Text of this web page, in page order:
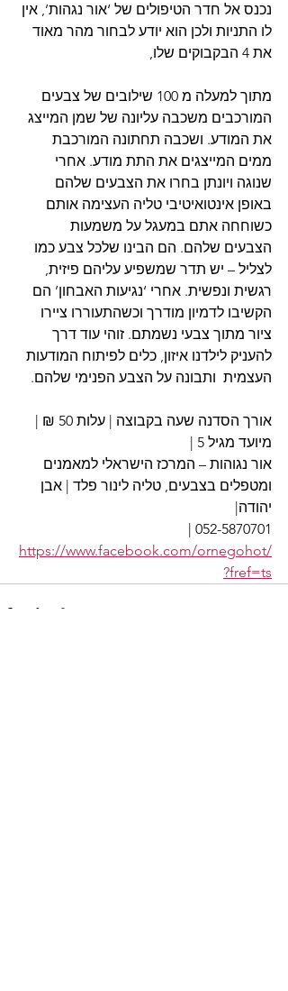
נכנס אל חדר הטיפולים של ‘אור נגהות’, אין
לו התניות ולכן הוא יודע לבחור מהר מאוד
את 4 הבקבוקים שלו,
מתוך למעלה מ 100 שילובים של צבעים
המורכבים משכבה עליונה של שמן המייצג
את המודע. ושכבה תחתונה המורכבת
ממים המייצגים את התת מודע. אחרי
שנוגה ויונתן בחרו את הצבעים שלהם
באופן אינטואיטיבי טליה העצימה אותם
כשוחחה אתם במעגל על משמעות
הצבעים שלהם. הם הבינו שלכל צבע כמו
לצליל – יש תדר שמשפיע עליהם פיזית,
רגשית ונפשית. אחרי ‘נגיעות האבחון’ הם
הקשיבו לדמיון מודרך וכשהתעוררו ציירו
ציור מתוך צבעי נשמתם. זוהי עוד דרך
להעניק לילדנו איזון, כלים לפיתוח המודעות
העצמית  ותבונה על הצבע הפנימי שלהם.
אורך הסדנה שעה בקבוצה | עלות 50 ₪ |
מיועד מגיל 5 |
אור נגוהות – המרכז הישראלי למאמנים
ומטפלים בצבעים, טליה לינור פלד | אבן
יהודה|
052-5870701 |
https://www.facebook.com/ornegohot/
?fref=ts